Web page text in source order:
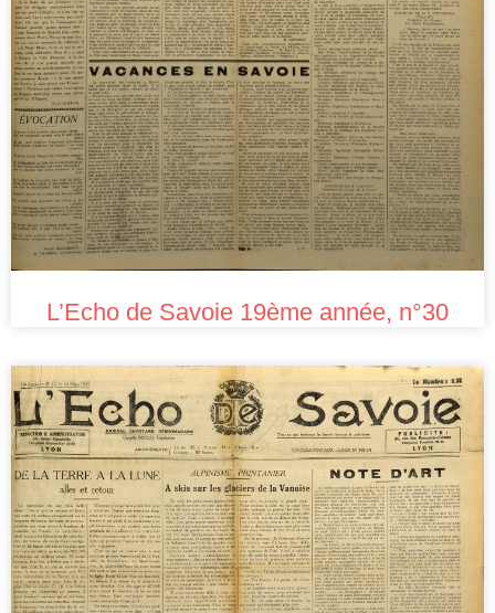
L’Echo de Savoie 19ème année, n°30